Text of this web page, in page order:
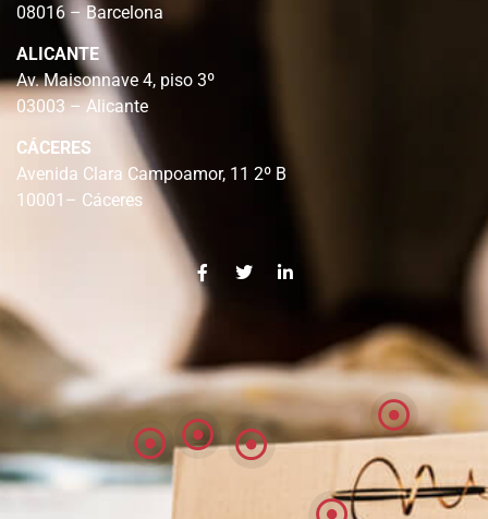
08016 – Barcelona
ALICANTE
Av. Maisonnave 4, piso 3º
03003 – Alicante
CÁCERES
Avenida Clara Campoamor, 11 2º B
10001– Cáceres